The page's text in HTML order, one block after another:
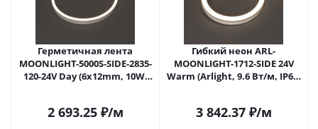
Герметичная лента
MOONLIGHT-5000S-SIDE-2835-
120-24V Day (6х12mm, 10W,
2 693.25₽/м
Гибкий неон ARL-
MOONLIGHT-1712-SIDE 24V
Warm (Arlight, 9.6 Вт/м, IP67)
3 842.37₽/м